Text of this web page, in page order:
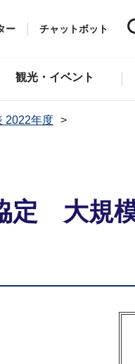
ー チャットボット
観光・イベント
2022年度
定 大規